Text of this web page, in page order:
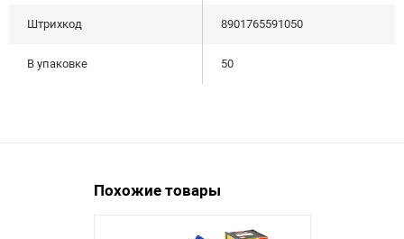
Штрихкод 8901765591050
В упаковке 50
Похожие товары